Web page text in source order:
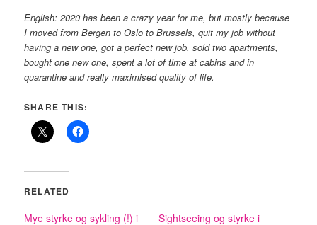
English: 2020 has been a crazy year for me, but mostly because
I moved from Bergen to Oslo to Brussels, quit my job without
having a new one, got a perfect new job, sold two apartments,
bought one new one, spent a lot of time at cabins and in
quarantine and really maximised quality of life.
SHARE THIS:
RELATED
Mye styrke og sykling (!) i
Sightseeing og styrke i